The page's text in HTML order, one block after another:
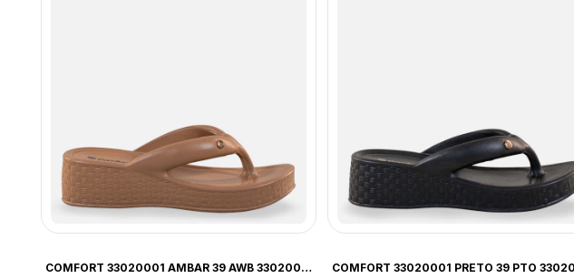
COMFORT 33020001 AMBAR 39 AWB 33020001 AMBAR